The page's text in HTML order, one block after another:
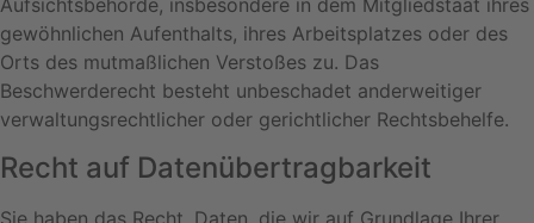
Aufsichtsbehörde, insbesondere in dem Mitgliedstaat ihres
gewöhnlichen Aufenthalts, ihres Arbeitsplatzes oder des
Orts des mutmaßlichen Verstoßes zu. Das
Beschwerderecht besteht unbeschadet anderweitiger
verwaltungsrechtlicher oder gerichtlicher Rechtsbehelfe.
Recht auf Daten­übertrag­barkeit
Sie haben das Recht, Daten, die wir auf Grundlage Ihrer